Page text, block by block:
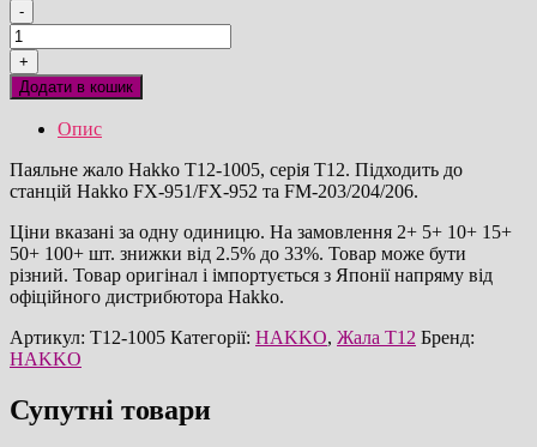
-
Hakko
T12-
1005
паяльне
оригінал
кількість
+
Додати в кошик
Опис
Паяльне жало Hakko T12-1005, серія T12. Підходить до
станцій Hakko FX-951/FX-952 та FM-203/204/206.
Ціни вказані за одну одиницю. На замовлення 2+ 5+ 10+ 15+
50+ 100+ шт. знижки від 2.5% до 33%. Товар може бути
різний. Товар оригінал і імпортується з Японії напряму від
офіційного дистрибютора Hakko.
Артикул: T12-1005 Категорії: HAKKO, Жала T12 Бренд:
HAKKO
Супутні товари